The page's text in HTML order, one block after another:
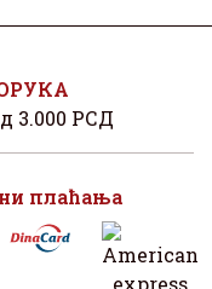
3.000 РСД
плаћања